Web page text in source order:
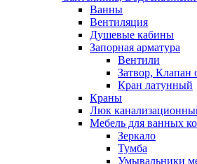
Ванны
Вентиляция
Душевые кабины
Запорная арматура
Вентили
Затвор, Клапан
Кран латунный
Краны
Люк
Мебель для ванных
Зеркало
Тумба
Умывальники